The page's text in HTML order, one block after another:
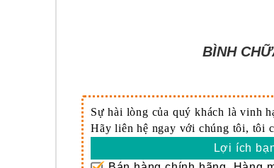
BÌNH
Sự hài lòng của quý khách là vinh
Hãy liên hệ ngay với chúng tôi, tôi
Lợi ích